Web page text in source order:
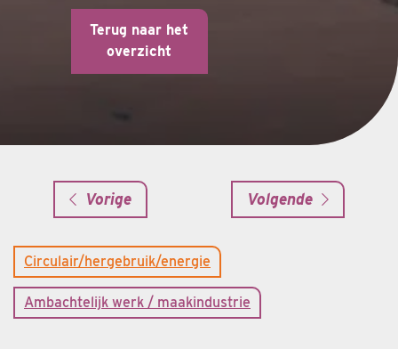
Terug naar het
overzicht
Vorige Volgende
Circulair/hergebruik/energie
Ambachtelijk werk / maakindustrie